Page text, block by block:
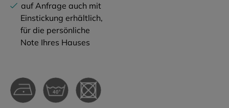
auf Anfrage auch mit
Einstickung erhältlich,
für die persönliche
Note Ihres Hauses